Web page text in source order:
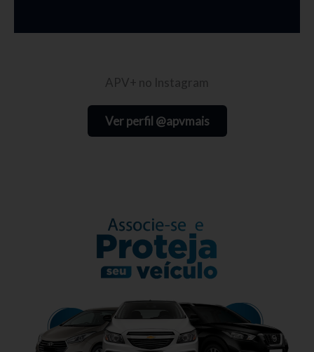
APV+ no Instagram
Ver perfil @apvmais